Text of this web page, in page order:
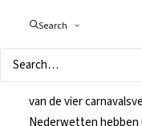
Search
van de vier
Nederwetten hebben